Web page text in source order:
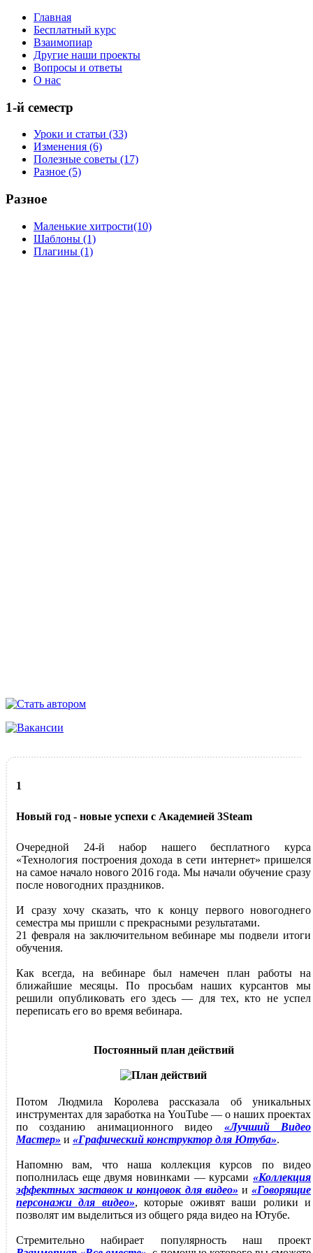
Главная
Бесплатный курс
Взаимопиар
Другие наши проекты
Вопросы и ответы
О нас
1-й семестр
Уроки и статьи (33)
Изменения (6)
Полезные советы (17)
Разное (5)
Разное
Маленькие хитрости(10)
Шаблоны (1)
Плагины (1)
1
Новый год - новые успехи с Академией 3Steam
Очередной 24-й набор нашего бесплатного курса
«Технология построения дохода в сети интернет» пришелся
на самое начало нового 2016 года. Мы начали обучение сразу
после новогодних праздников.
И сразу хочу сказать, что к концу первого новогоднего
семестра мы пришли с прекрасными результатами.
21 февраля на заключительном вебинаре мы подвели итоги
обучения.
Как всегда, на вебинаре был намечен план работы на
ближайшие месяцы. По просьбам наших курсантов мы
решили опубликовать его здесь — для тех, кто не успел
переписать его во время вебинара.
Постоянный план действий
Потом Людмила Королева рассказала об уникальных
инструментах для заработка на YouTube — о наших проектах
по созданию анимационного видео «Лучший Видео
Мастер» и «Графический конструктор для Ютуба».
Напомню вам, что наша коллекция курсов по видео
пополнилась еще двумя новинками — курсами «Коллекция
эффектных заставок и концовок для видео» и«Говорящие
персонажи для видео», которые оживят ваши ролики и
позволят им выделиться из общего ряда видео на Ютубе.
Стремительно набирает популярность наш проект